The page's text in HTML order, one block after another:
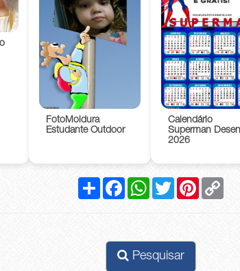
FotoMoldura
Estudante Outdoor
Calendário
Superman
2026
Compartilhar
FacebookWhatsApp
TwitterPinterestCopy
Pesquisar